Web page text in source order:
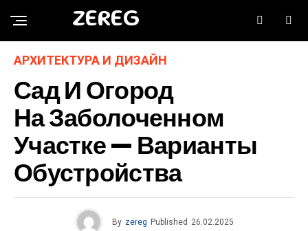
ZEREG
АРХИТЕКТУРА И ДИЗАЙН
Сад И Огород
На Заболоченном
Участке — Варианты
Обустройства
By zereg Published 26.02.2025